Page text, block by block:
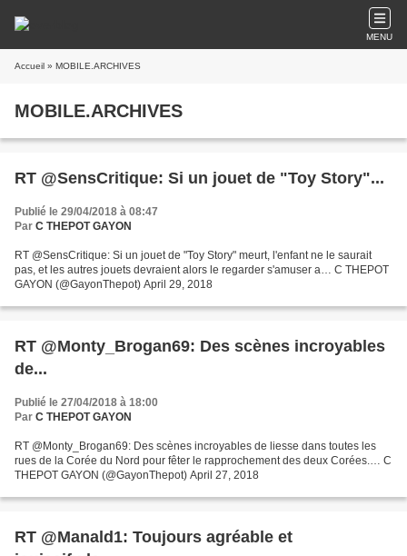
MENU
Accueil » MOBILE.ARCHIVES
MOBILE.ARCHIVES
RT @SensCritique: Si un jouet de "Toy Story"...
Publié le 29/04/2018 à 08:47
Par C THEPOT GAYON
RT @SensCritique: Si un jouet de "Toy Story" meurt, l'enfant ne le saurait
pas, et les autres jouets devraient alors le regarder s'amuser a… C THEPOT
GAYON (@GayonThepot) April 29, 2018
RT @Monty_Brogan69: Des scènes incroyables
de...
Publié le 27/04/2018 à 18:00
Par C THEPOT GAYON
RT @Monty_Brogan69: Des scènes incroyables de liesse dans toutes les
rues de la Corée du Nord pour fêter le rapprochement des deux Corées.… C
THEPOT GAYON (@GayonThepot) April 27, 2018
RT @Manald1: Toujours agréable et